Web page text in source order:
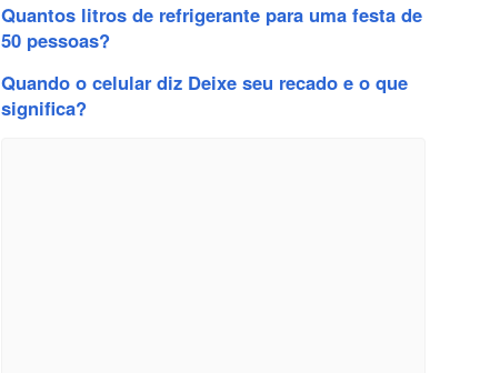
Quantos litros de refrigerante para uma festa de
50 pessoas?
Quando o celular diz Deixe seu recado e o que
significa?